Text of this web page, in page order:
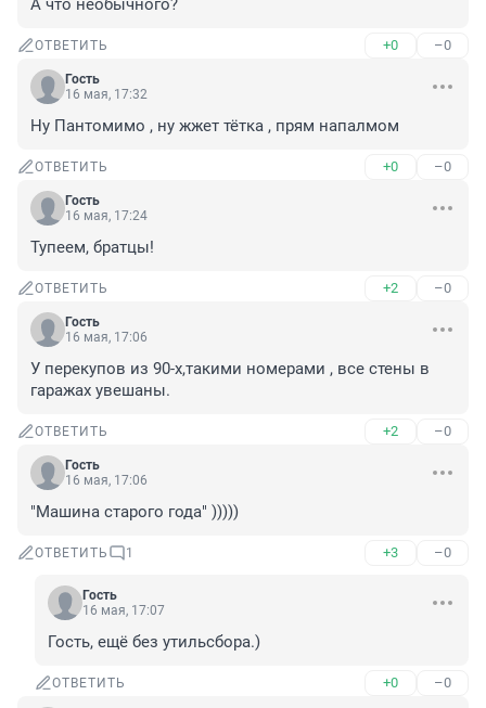
А что необычного?
ОТВЕТИТЬ +0 –0
Гость
16 мая, 17:32
Ну Пантомимо , ну жжет тётка , прям напалмом
ОТВЕТИТЬ +0 –0
Гость
16 мая, 17:24
Тупеем, братцы!
ОТВЕТИТЬ +2 –0
Гость
16 мая, 17:06
У перекупов из 90-х,такими номерами , все стены в
гаражах увешаны.
ОТВЕТИТЬ +2 –0
Гость
16 мая, 17:06
"Машина старого года" )))))
ОТВЕТИТЬ 1 +3 –0
Гость
16 мая, 17:07
Гость, ещё без утильсбора.)
ОТВЕТИТЬ +0 –0